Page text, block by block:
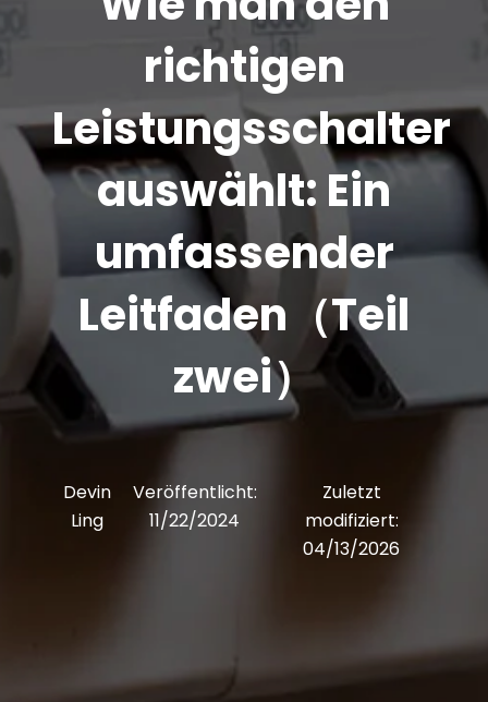
richtigen
Leistungsschalter
auswählt: Ein
umfassender
Leitfaden（Teil
zwei）
Devin
Ling
Veröffentlicht:
11/22/2024
Zuletzt
modifiziert:
04/13/2026